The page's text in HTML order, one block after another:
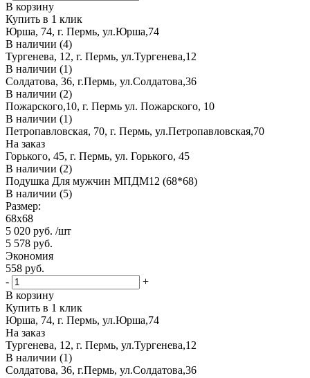
В корзину
Купить в 1 клик
Юрша, 74, г. Пермь, ул.Юрша,74
В наличии (4)
Тургенева, 12, г. Пермь, ул.Тургенева,12
В наличии (1)
Солдатова, 36, г.Пермь, ул.Солдатова,36
В наличии (2)
Пожарского,10, г. Пермь ул. Пожарского, 10
В наличии (1)
Петропавловская, 70, г. Пермь, ул.Петропавловская,70
На заказ
Горького, 45, г. Пермь, ул. Горького, 45
В наличии (2)
Подушка Для мужчин МПДМ12 (68*68)
В наличии (5)
Размер:
68х68
5 020 руб. /шт
5 578 руб.
Экономия
558 руб.
-
+
В корзину
Купить в 1 клик
Юрша, 74, г. Пермь, ул.Юрша,74
На заказ
Тургенева, 12, г. Пермь, ул.Тургенева,12
В наличии (1)
Солдатова, 36, г.Пермь, ул.Солдатова,36